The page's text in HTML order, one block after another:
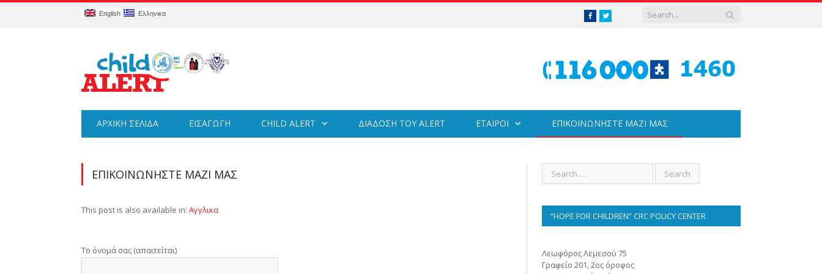
English Ελληνικα FacebookTwitter
ΑΡΧΙΚΗ ΣΕΛΙΔΑ ΕΙΣΑΓΩΓΉ CHILD ALERT ΔΙΑΔΟΣΗ ΤΟΥ ALERT ΕΤΑΙΡΟΙ ΕΠΙΚΟΙΝΩΝΗΣΤΕ ΜΑΖΊ ΜΑΣ
ΕΠΙΚΟΙΝΩΝΉΣΤΕ ΜΑΖΊ ΜΑΣ
This post is also available in: Αγγλικα
Το όνομά σας (απαιτείται)
“HOPE FOR CHILDREN” CRC POLICY CENTER
Λεωφόρος Λεμεσού 75
Γραφείο 201, 2ος όροφος